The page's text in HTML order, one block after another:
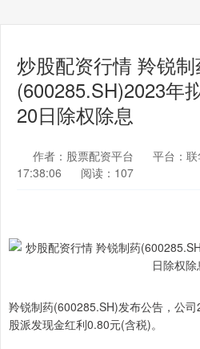
炒股配资行情 羚锐制
(600285.SH)2023年
20日除权除息
作者：股票配资平台 平台：
17:38:06
阅读：107
羚锐制药(600285.SH)发布公告，公
股派发现金红利0.80元(含税)。